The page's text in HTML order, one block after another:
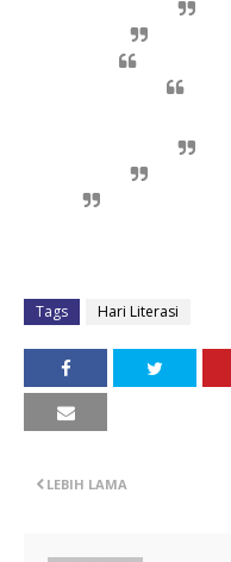
Tags Hari Literasi
LEBIH LAMA